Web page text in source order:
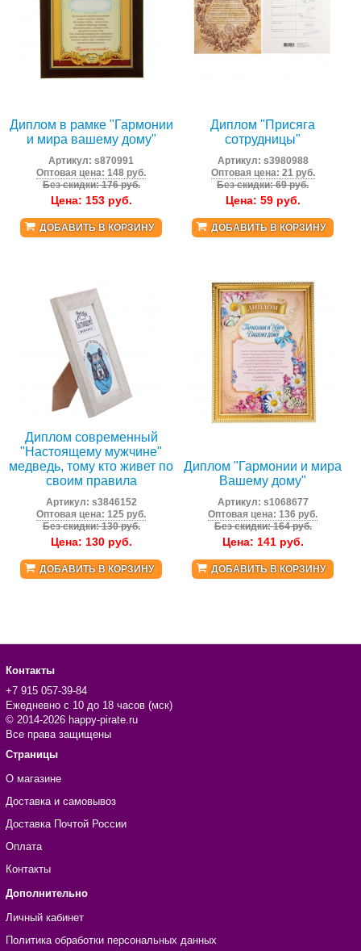
Диплом в рамке "Гармонии
и мира вашему дому"
Артикул:s870991
Оптовая цена: 148 руб.
Без скидки: 176 руб.
Цена: 153руб.
ДОБАВИТЬ В КОРЗИНУ
Диплом "Присяга
сотрудницы"
Артикул: s3980988
Оптовая цена: 21 руб.
Без скидки: 69 руб.
Цена: 59руб.
ДОБАВИТЬ В КОРЗИНУ
Диплом современный
"Настоящему мужчине"
медведь, тому кто живет по
своим правила
Артикул: s3846152
Оптовая цена: 125 руб.
Без скидки: 130 руб.
Цена: 130руб.
ДОБАВИТЬ В КОРЗИНУ
Диплом "Гармонии и мира
Вашему дому"
Артикул: s1068677
Оптовая цена: 136 руб.
Без скидки: 164 руб.
Цена: 141руб.
ДОБАВИТЬ В КОРЗИНУ
Контакты
+7 915 057-39-84
Ежедневно с 10 до 18 часов (мск)
© 2014-2026 happy-pirate.ru
Все права защищены
Страницы
О магазине
Доставка и самовывоз
Доставка Почтой России
Оплата
Контакты
Дополнительно
Личный кабинет
Политика обработки персональных данных